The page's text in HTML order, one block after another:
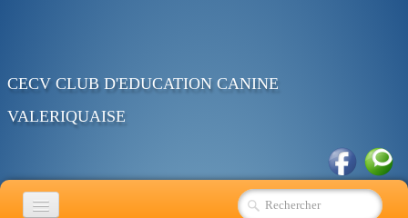
CECV CLUB D'EDUCATION CANINE
VALERIQUAISE